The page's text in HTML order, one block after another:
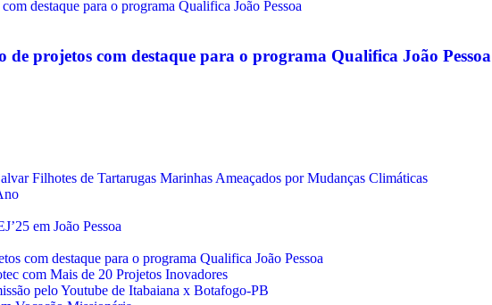
projetos com destaque para o programa Qualifica João Pessoa
Filhotes de Tartarugas Marinhas Ameaçados por Mudanças Climáticas
em João Pessoa
com destaque para o programa Qualifica João Pessoa
com Mais de 20 Projetos Inovadores
pelo Youtube de Itabaiana x Botafogo-PB